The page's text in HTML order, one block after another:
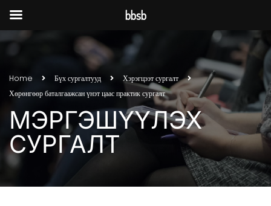
Home Бүх сургалтууд
Хэрэгцээт сургалт
Хөрөнгөөр баталгаажсан үнэт цаас практик сургалт
МЭРГЭШҮҮЛЭХ
СУРГАЛТ
bbsb